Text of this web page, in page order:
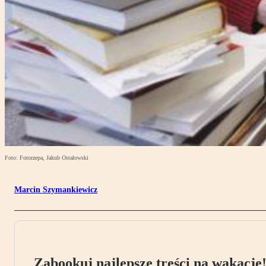
Foto: Fotorzepa, Jakub Ostałowski
Marcin Szymankiewicz